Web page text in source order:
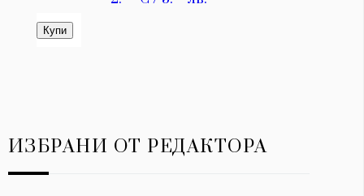
ИЗБРАНИ ОТ РЕДАКТОРА